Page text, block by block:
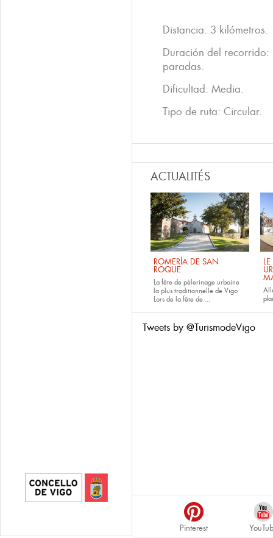
Distancia: 3 kilómetros.
Duración del
paradas.
Dificultad: Media.
Tipo de ruta: Circular.
ACTUALITÉS
ROMERÍA DE SAN
ROQUE
La fête de pèlerinage urbaine
la plus traditionnelle de Vigo
Lors de la fête de ...
Tweets by @TurismodeVigo
Pinterest